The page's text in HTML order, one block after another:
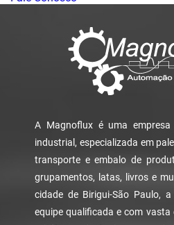
industrial, especializada em
transporte e embalo de
grupamentos, latas, livros e
cidade de Birigui-São Paulo,
equipe qualificada e com vasta
robótica industrial com